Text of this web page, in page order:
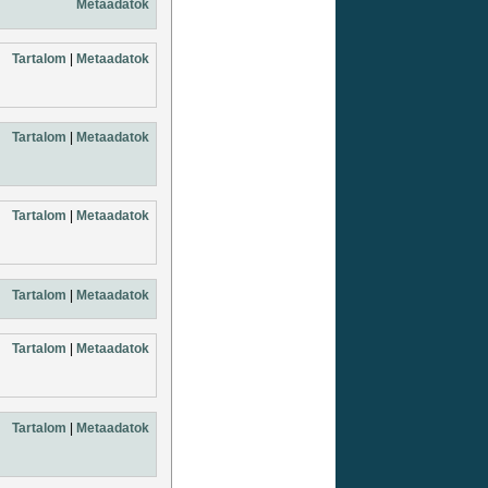
Metaadatok
Tartalom | Metaadatok
Tartalom Metaadatok
Tartalom Metaadatok
Tartalom | Metaadatok
Tartalom Metaadatok
Tartalom | Metaadatok